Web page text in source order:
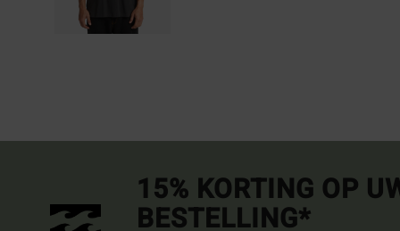
15% KORTING OP
BESTELLING*